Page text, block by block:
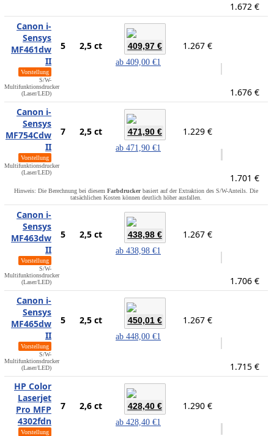
1.672 €
Canon i-
Sensys
MF461dw
II
Vorstellung
S/W-
Multifunktionsdrucker
(Laser/LED)
5 2,5 ct 409,97 €
ab 409,00 €1
1.267 €
1.676 €
Canon i-
Sensys
MF754Cdw
II
Vorstellung
Multifunktionsdrucker
(Laser/LED)
7 2,5 ct 471,90 €
ab 471,90 €1
1.229 €
1.701 €
Hinweis: Die Berechnung bei diesem Farbdruckerbasiert auf der Extraktion des S/W-Anteils. Die
tatsächlichen Kosten können deutlich höher ausfallen.
Canon i-
Sensys
MF463dw
II
Vorstellung
S/W-
Multifunktionsdrucker
(Laser/LED)
5 2,5 ct 438,98 €
ab 438,98 €1
1.267 €
1.706 €
Canon i-
Sensys
MF465dw
II
Vorstellung
S/W-
Multifunktionsdrucker
(Laser/LED)
5 2,5 ct 450,01 €
ab 448,00 €1
1.267 €
1.715 €
HP Color
Laserjet
Pro MFP
4302fdn
Vorstellung
7 2,6 ct 428,40 €
ab 428,40 €1
1.290 €